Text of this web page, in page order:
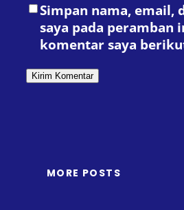
Simpan nama, email,
saya pada peramban
komentar saya
MORE POSTS